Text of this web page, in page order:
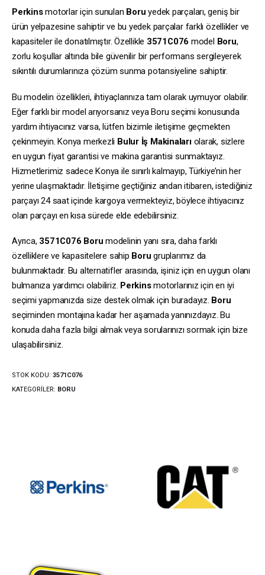
Perkinsmotorlar için sunulan Boru yedek parçaları, geniş bir
ürün yelpazesine sahiptir ve bu yedek parçalar farklı özellikler ve
kapasiteler ile donatılmıştır. Özellikle 3571C076 model Boru,
zorlu koşullar altında bile güvenilir bir performans sergileyerek
sıkıntılı durumlarınıza çözüm sunma potansiyeline sahiptir.
Bu modelin özellikleri, ihtiyaçlarınıza tam olarak uymuyor olabilir.
Eğer farklı bir model arıyorsanız veya Boru seçimi konusunda
yardım ihtiyacınız varsa, lütfen bizimle iletişime geçmekten
çekinmeyin. Konya merkezli Bulur İş Makinalarıolarak, sizlere
en uygun fiyat garantisi ve makina garantisi sunmaktayız.
Hizmetlerimiz sadece Konya ile sınırlı kalmayıp, Türkiye’nin her
yerine ulaşmaktadır. İletişime geçtiğiniz andan itibaren, istediğiniz
parçayı 24 saat içinde kargoya vermekteyiz, böylece ihtiyacınız
olan parçayı en kısa sürede elde edebilirsiniz.
Ayrıca, 3571C076 Boru modelinin yanı sıra, daha farklı
özelliklere ve kapasitelere sahip Boru gruplarımız da
bulunmaktadır. Bu alternatifler arasında, işiniz için en uygun olanı
bulmanıza yardımcı olabiliriz. Perkinsmotorlarınız için en iyi
seçimi yapmanızda size destek olmak için buradayız. Boru
seçiminden montajına kadar her aşamada yanınızdayız. Bu
konuda daha fazla bilgi almak veya sorularınızı sormak için bize
ulaşabilirsiniz.
STOK KODU: 3571C076
KATEGORILER: BORU